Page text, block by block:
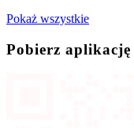
Pokaż wszystkie
Pobierz aplikację